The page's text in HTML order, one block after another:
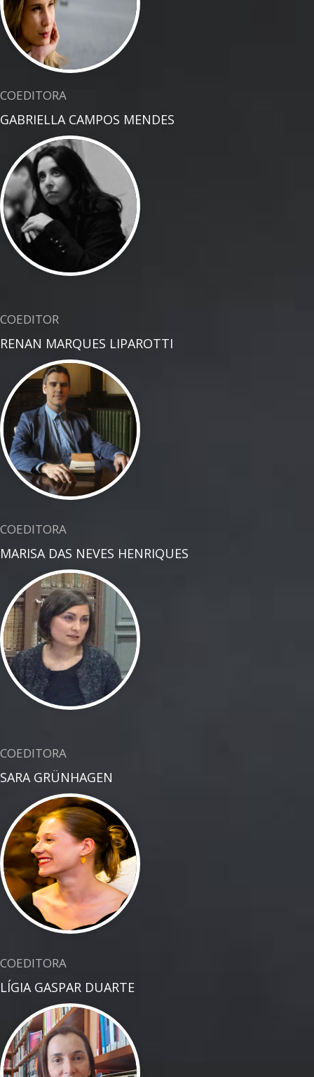
COEDITORA
GABRIELLA CAMPOS MENDES
COEDITOR
RENAN MARQUES LIPAROTTI
COEDITORA
MARISA DAS NEVES HENRIQUES
COEDITORA
SARA GRÜNHAGEN
COEDITORA
LÍGIA GASPAR DUARTE